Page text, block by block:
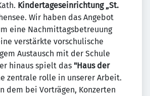
Kindertageseinrichtung „St.
Wir haben das Angebot
eine Nachmittagsbetreuung
verstärkte vorschulische
Austausch mit der Schule
hinaus spielt das "Haus der
zentrale rolle in unserer Arbeit.
dem bei Vorträgen, Konzerten